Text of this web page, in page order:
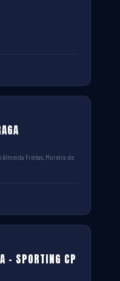
Freitas, Moreira de
– SPORTING CP